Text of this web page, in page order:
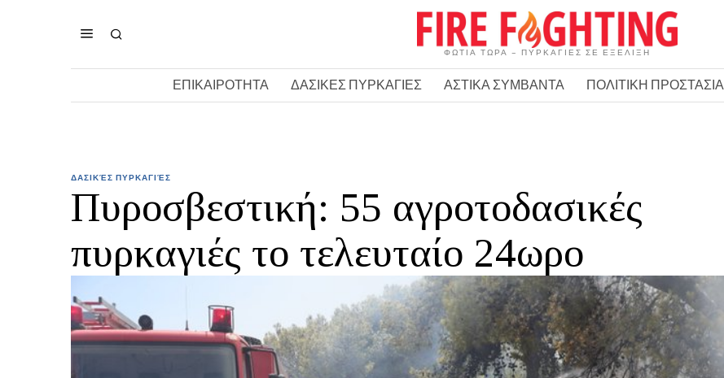
ΦΩΤΙΑ ΤΩΡΑ – ΠΥΡΚΑΓΙΕΣ ΣΕ ΕΞΕΛΙΞΗ
ΕΠΙΚΑΙΡΟΤΗΤΑ ΔΑΣΙΚΕΣ ΠΥΡΚΑΓΙΕΣ ΑΣΤΙΚΑ ΣΥΜΒΑΝΤΑ ΠΟΛΙΤΙΚΗ ΠΡΟΣΤΑΣΙΑ
ΔΑΣΙΚΈΣ ΠΥΡΚΑΓΙΈΣ
Πυροσβεστική: 55 αγροτοδασικές
πυρκαγιές το τελευταίο 24ωρο